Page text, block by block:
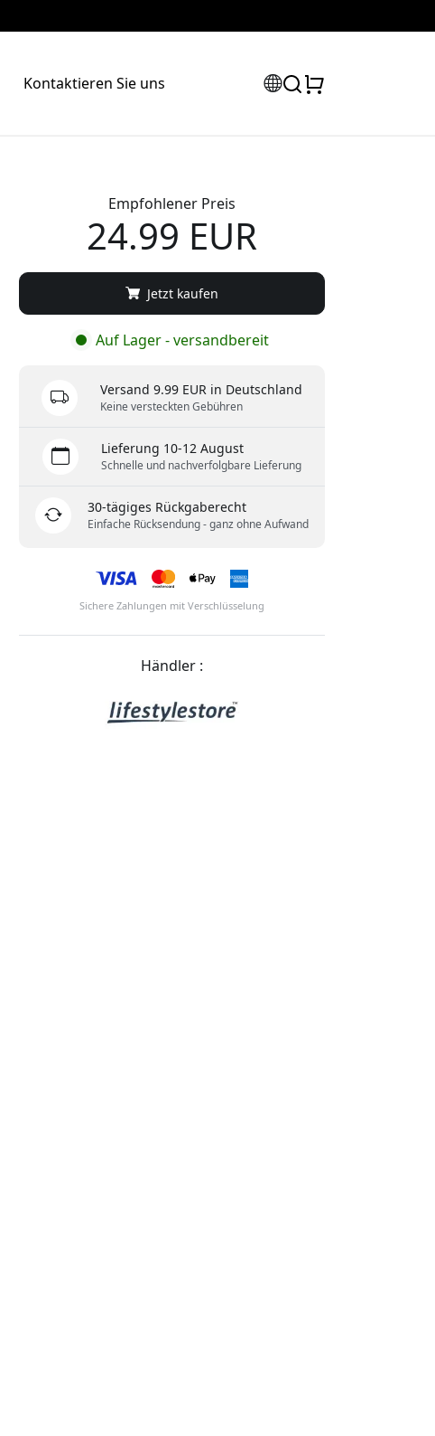
Kontaktieren Sie uns
Empfohlener Preis
24.99 EUR
Jetzt kaufen
Auf Lager - versandbereit
Versand 9.99 EUR in Deutschland
Keine versteckten Gebühren
Lieferung 10-12 August
Schnelle und nachverfolgbare Lieferung
30-tägiges Rückgaberecht
Einfache Rücksendung - ganz ohne Aufwand
Sichere Zahlungen mit Verschlüsselung
Händler :